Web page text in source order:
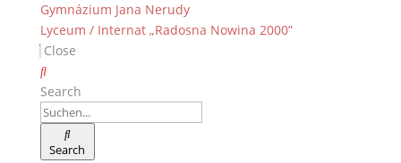
Gymnázium Jana Nerudy
Lyceum / Internat „Radosna Nowina 2000”
Close
Search
Search